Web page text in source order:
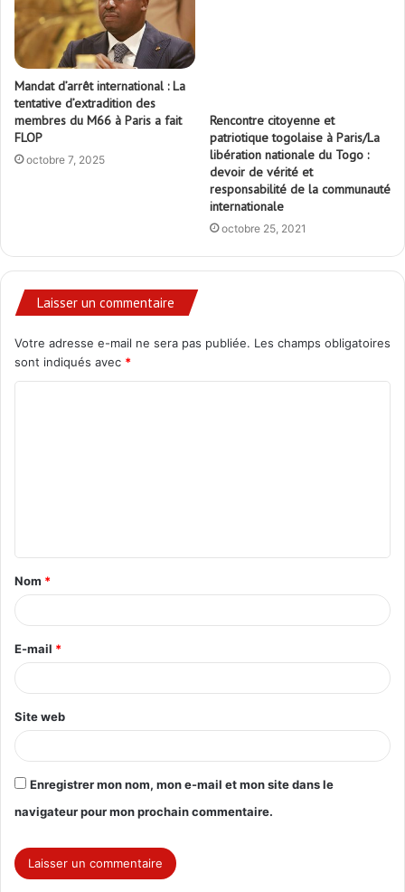
Mandat d’arrêt international : La
tentative d’extradition des
membres du M66 à Paris a fait
FLOP
octobre 7, 2025
Rencontre citoyenne et
patriotique togolaise à Paris/La
libération nationale du Togo :
devoir de vérité et
responsabilité de la communauté
internationale
octobre 25, 2021
Laisser un commentaire
Votre adresse e-mail ne sera pas publiée. Les champs obligatoires
sont indiqués avec *
t
a
e
*
Nom *
E-mail *
Site web
Enregistrer mon nom, mon e-mail et mon site dans le
navigateur pour mon prochain commentaire.